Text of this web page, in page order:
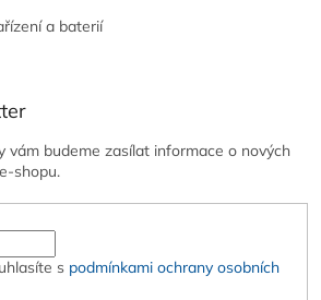
a baterií
vám budeme zasílat informace o nových
shopu.
s podmínkami ochrany osobních